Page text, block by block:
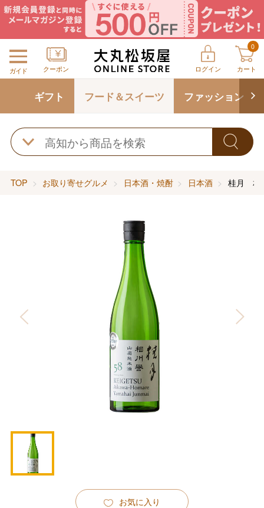
ガイド クーポン ログイン
0
カート
ギフト フード＆スイーツ ファッション
TOP お取り寄せグルメ 日本酒・焼酎 日本酒 桂月 相
お気に入り